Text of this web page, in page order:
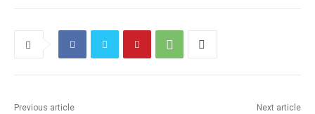
Previous article Next article